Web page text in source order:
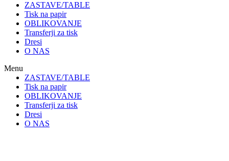
ZASTAVE/TABLE
Tisk na papir
OBLIKOVANJE
Transferji za tisk
Dresi
O NAS
Menu
ZASTAVE/TABLE
Tisk na papir
OBLIKOVANJE
Transferji za tisk
Dresi
O NAS